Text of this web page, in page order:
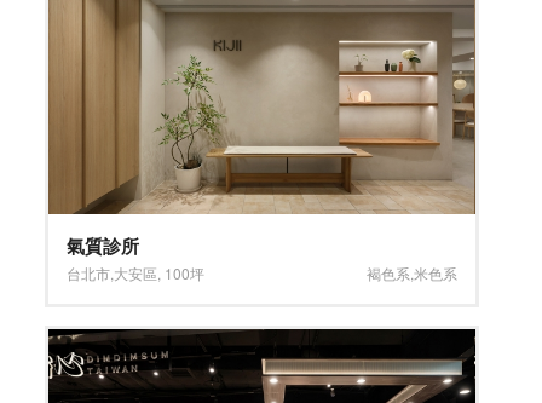
氣質診所
台北市 大安區 100坪 褐色系 米色系